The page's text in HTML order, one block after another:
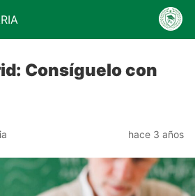
Consíguelo con
hace 3 años